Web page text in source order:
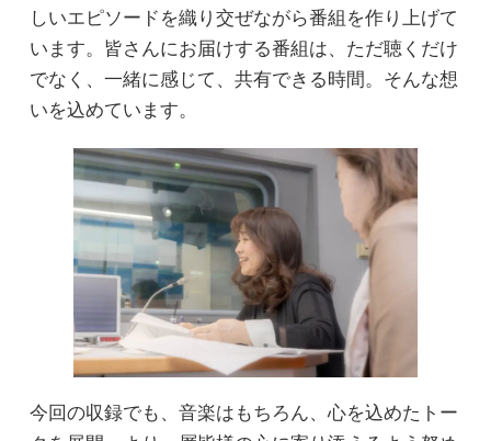
しいエピソードを織り交ぜながら番組を作り上げて
います。皆さんにお届けする番組は、ただ聴くだけ
でなく、一緒に感じて、共有できる時間。そんな想
いを込めています。
今回の収録でも、音楽はもちろん、心を込めたトー